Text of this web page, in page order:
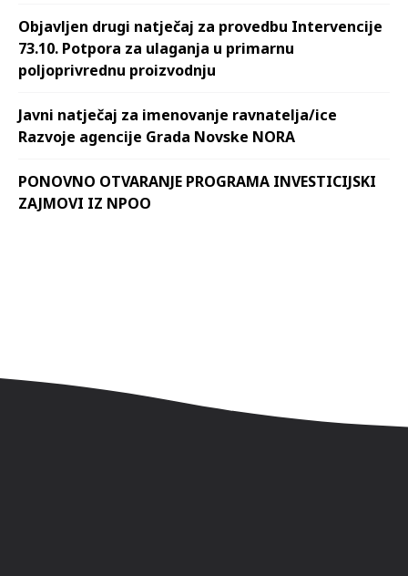
Objavljen drugi natječaj za provedbu Intervencije
73.10. Potpora za ulaganja u primarnu
poljoprivrednu proizvodnju
Javni natječaj za imenovanje ravnatelja/ice
Razvoje agencije Grada Novske NORA
PONOVNO OTVARANJE PROGRAMA INVESTICIJSKI
ZAJMOVI IZ NPOO